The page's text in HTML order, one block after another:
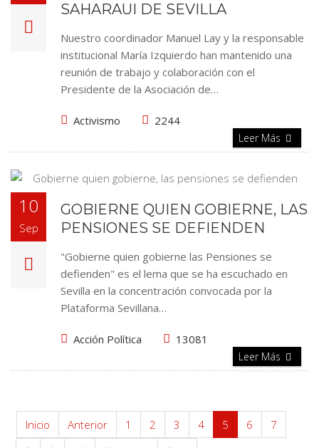
SAHARAUI DE SEVILLA
Nuestro coordinador Manuel Lay y la responsable
institucional María Izquierdo han mantenido una
reunión de trabajo y colaboración con el
Presidente de la Asociación de…
Activismo 2244
Leer Más
10
Sep
GOBIERNE QUIEN GOBIERNE, LAS
PENSIONES SE DEFIENDEN
"Gobierne quien gobierne las Pensiones se
defienden" es el lema que se ha escuchado en
Sevilla en la concentración convocada por la
Plataforma Sevillana…
Acción Política 13081
Leer Más
Inicio Anterior 1 2 3 4 5 6
7